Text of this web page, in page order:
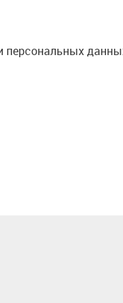
персональных